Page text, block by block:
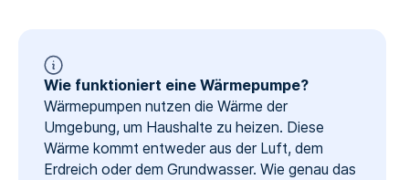
Wie funktioniert eine Wärmepumpe?
Wärmepumpen nutzen die Wärme der
Umgebung, um Haushalte zu heizen. Diese
Wärme kommt entweder aus der Luft, dem
Erdreich oder dem Grundwasser. Wie genau das